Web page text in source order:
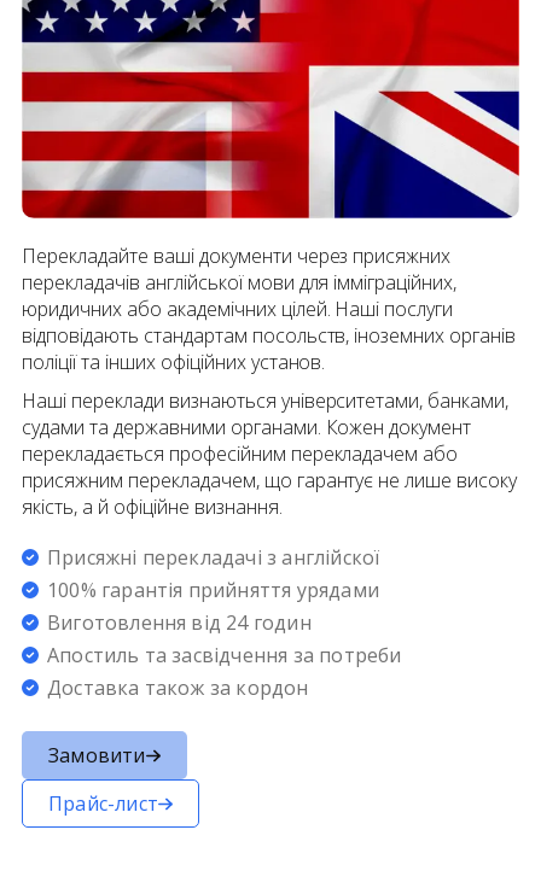
Перекладайте ваші документи через присяжних
перекладачів англійської мови для імміграційних,
юридичних або академічних цілей. Наші послуги
відповідають стандартам посольств, іноземних органів
поліції та інших офіційних установ.
Наші переклади визнаються університетами, банками,
судами та державними органами. Кожен документ
перекладається професійним перекладачем або
присяжним перекладачем, що гарантує не лише високу
якість, а й офіційне визнання.
Присяжні перекладачі з англійскої
100% гарантія прийняття урядами
Виготовлення від 24 годин
Апостиль та засвідчення за потреби
Доставка також за кордон
Замовити
Прайс-лист